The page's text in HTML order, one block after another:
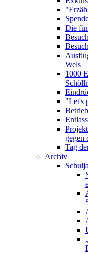
Die
Wels
1000
"Let's
gegen
Tag
Archiv